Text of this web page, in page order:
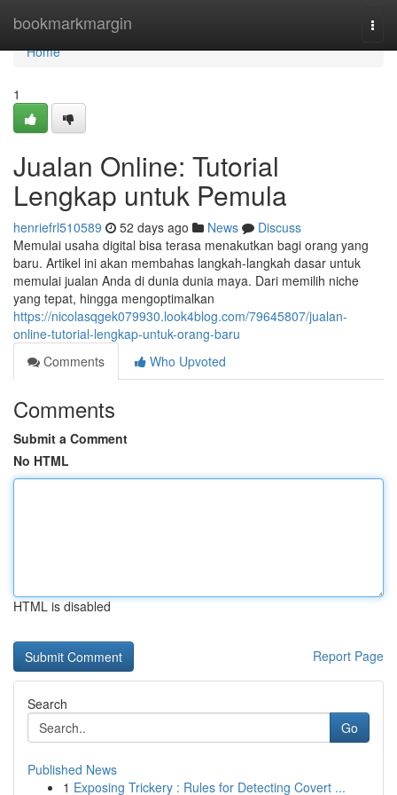
bookmarkmargin
Home
Home
1
Jualan Online: Tutorial
Lengkap untuk Pemula
henriefrl510589 52 days ago News
Discuss
Memulai usaha digital bisa terasa menakutkan bagi orang yang
baru. Artikel ini akan membahas langkah-langkah dasar untuk
memulai jualan Anda di dunia dunia maya. Dari memilih niche
yang tepat, hingga mengoptimalkan
https://nicolasqgek079930.look4blog.com/79645807/jualan-
online-tutorial-lengkap-untuk-orang-baru
Comments
Who Upvoted
Comments
Submit a Comment
No HTML
HTML is disabled
Report Page
Search
Go
Published News
1 Exposing Trickery : Rules for Detecting Covert ...